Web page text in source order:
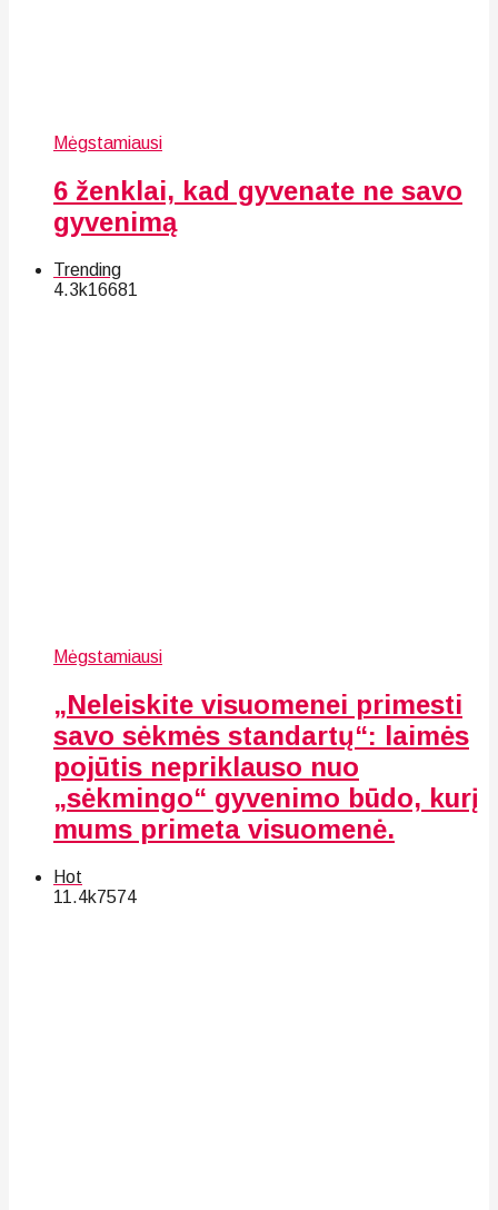
Mėgstamiausi
6 ženklai, kad gyvenate ne savo
gyvenimą
Trending
4.3k16681
Mėgstamiausi
„Neleiskite visuomenei primesti
savo sėkmės standartų“: laimės
pojūtis nepriklauso nuo
„sėkmingo“ gyvenimo būdo, kurį
mums primeta visuomenė.
Hot
11.4k7574